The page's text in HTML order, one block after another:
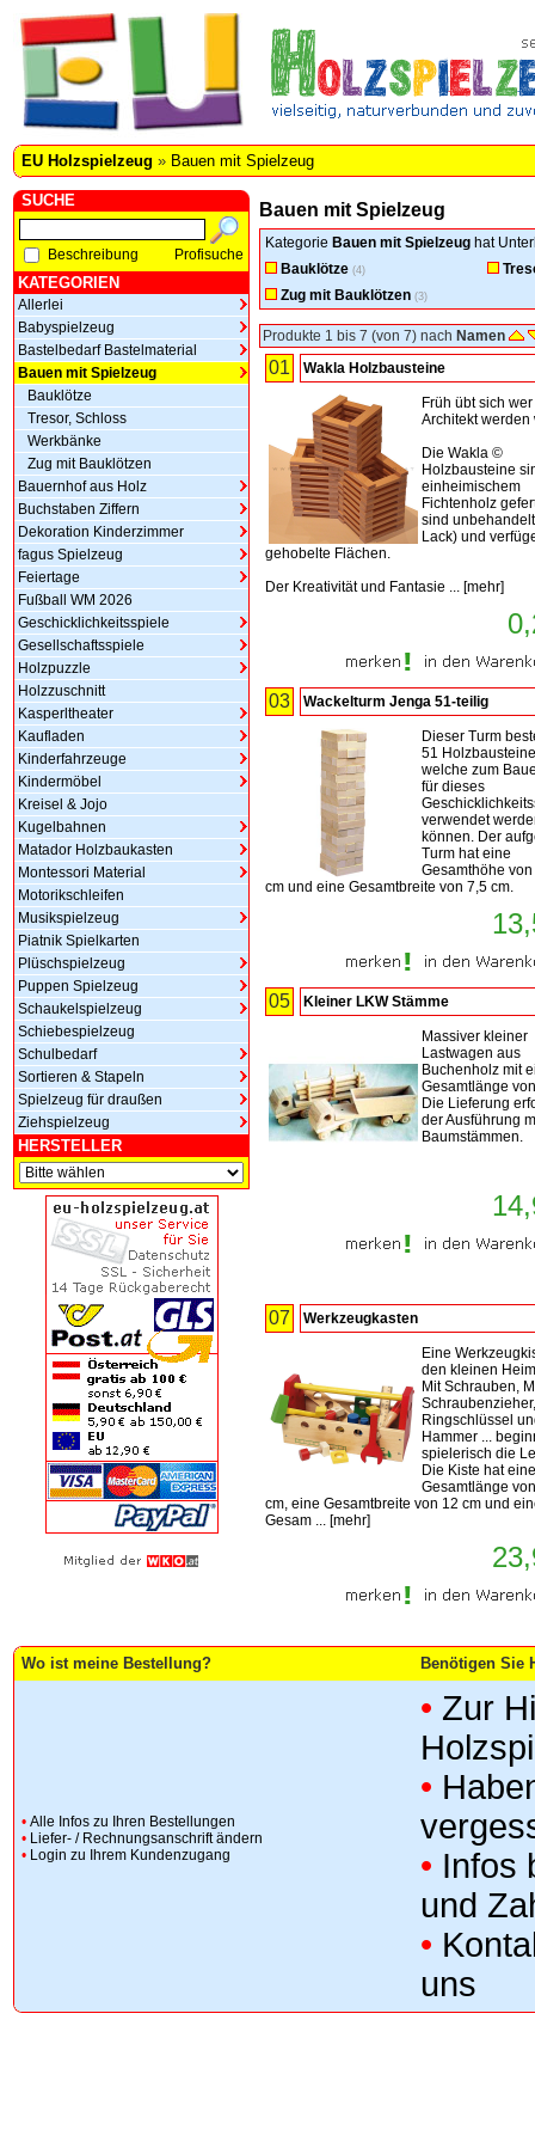
EU Holzspielzeug » Bauen mit Spielzeug
SUCHE
Beschreibung Profisuche
KATEGORIEN
Allerlei
Babyspielzeug
Bastelbedarf Bastelmaterial
Bauen mit Spielzeug
Bauklötze
Tresor, Schloss
Werkbänke
Zug mit Bauklötzen
Bauernhof aus Holz
Buchstaben Ziffern
Dekoration Kinderzimmer
fagus Spielzeug
Feiertage
Fußball WM 2026
Geschicklichkeitsspiele
Gesellschaftsspiele
Holzpuzzle
Holzzuschnitt
Kasperltheater
Kaufladen
Kinderfahrzeuge
Kindermöbel
Kreisel & Jojo
Kugelbahnen
Matador Holzbaukasten
Montessori Material
Motorikschleifen
Musikspielzeug
Piatnik Spielkarten
Plüschspielzeug
Puppen Spielzeug
Schaukelspielzeug
Schiebespielzeug
Schulbedarf
Sortieren & Stapeln
Spielzeug für draußen
Ziehspielzeug
HERSTELLER
Bauen mit Spielzeug
Kategorie Bauen mit Spielzeug hat
Bauklötze (4)
Zug mit Bauklötzen (3)
Produkte 1 bis 7 (von 7) nach Namen
01 Wakla Holzbausteine
Früh übt sich
Architekt werden
Die Wakla ©
Holzbausteine
einheimischem
Fichtenholz
sind
Lack) und
gehobelte Flächen.
Der Kreativität und Fantasie ... [mehr]
03 Wackelturm Jenga 51-teilig
Dieser Turm
51
welche zum
für dieses
verwendet
können. Der
Turm hat eine
Gesamthöhe
cm und eine Gesamtbreite von 7,5 cm.
05 Kleiner LKW Stämme
Massiver kleiner
Lastwagen aus
Buchenholz mit
Gesamtlänge
Die Lieferung
der Ausführung
Baumstämmen.
07 Werkzeugkasten
Eine
den kleinen
Mit Schrauben,
Schraubenzieher,
Ringschlüssel
Hammer ...
spielerisch die
Die Kiste hat eine
Gesamtlänge
cm, eine Gesamtbreite von 12 cm und
Gesam ... [mehr]
Wo ist meine Bestellung? Benötigen Sie
• Alle Infos zu Ihren Bestellungen
• Liefer- / Rechnungsanschrift ändern
• Login zu Ihrem Kundenzugang
• Zur
•
• Infos
und
•
uns